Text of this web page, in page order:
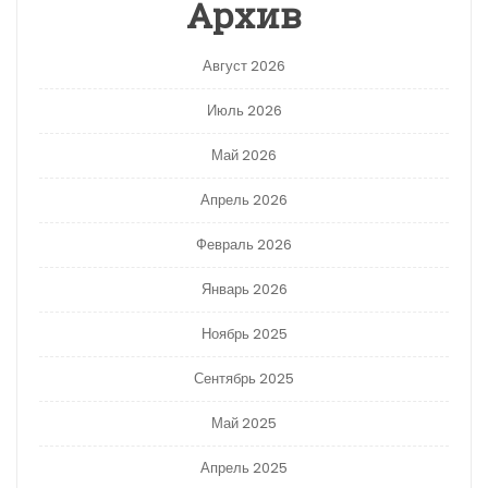
Архив
Август 2026
Июль 2026
Май 2026
Апрель 2026
Февраль 2026
Январь 2026
Ноябрь 2025
Сентябрь 2025
Май 2025
Апрель 2025